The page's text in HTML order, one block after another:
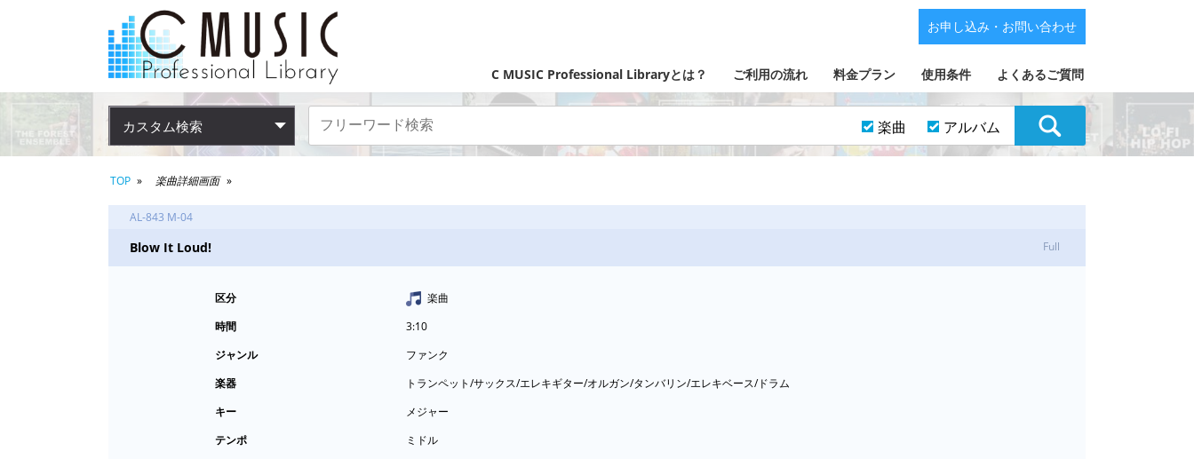
C MUSIC Professional Libraryとは？ ご利用の流れ 料金プラン 使用条件 よくあるご質問
お申し込み・お問い合わせ
カスタム検索 楽曲 アルバム
TOP 楽曲詳細画面
AL-843 M-04
Blow It Loud! Full
区分
楽曲
時間
3:10
ジャンル
ファンク
楽器
トランペット/サックス/エレキギター/オルガン/タンバリン/エレキベース/ドラム
キー
メジャー
テンポ
ミドル